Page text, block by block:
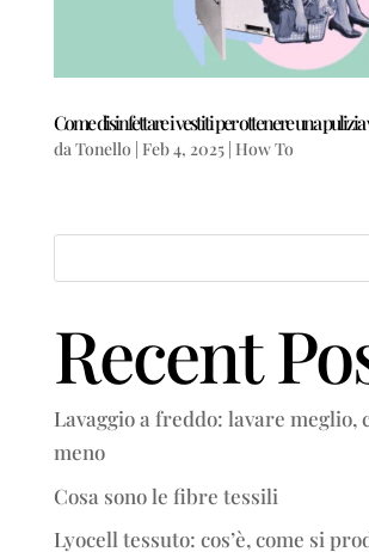
Come disinfettare i vestiti per ottenere una pulizia
daTonello Feb 4, 2025| How To
Recent
Lavaggio a freddo: lavare meglio,
meno
Cosa sono le fibre tessili
Lyocell tessuto: cos’è, come si